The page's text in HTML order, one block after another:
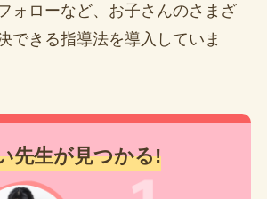
ォローなど、お子さんのさまざ
できる指導法を導入していま
先生が見つかる!